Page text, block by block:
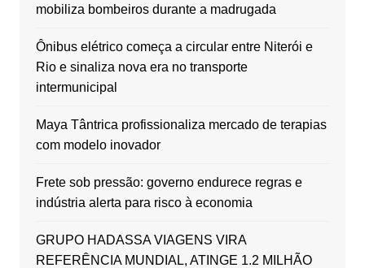
mobiliza bombeiros durante a madrugada
Ônibus elétrico começa a circular entre Niterói e
Rio e sinaliza nova era no transporte
intermunicipal
Maya Tântrica profissionaliza mercado de terapias
com modelo inovador
Frete sob pressão: governo endurece regras e
indústria alerta para risco à economia
GRUPO HADASSA VIAGENS VIRA
REFERÊNCIA MUNDIAL, ATINGE 1.2 MILHÃO